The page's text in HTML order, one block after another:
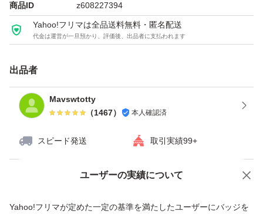
商品ID z608227394
Yahoo!フリマは全品送料無料・匿名配送
代金は運営が一旦預かり、評価後、出品者に支払われます
出品者
Mavswtotty
（1467） 本人確認済
スピード発送 取引実績99+
ユーザーの実績について
Yahoo!フリマが定めた一定の基準を満たしたユーザーにバッジを
価格の相談 商品への質問